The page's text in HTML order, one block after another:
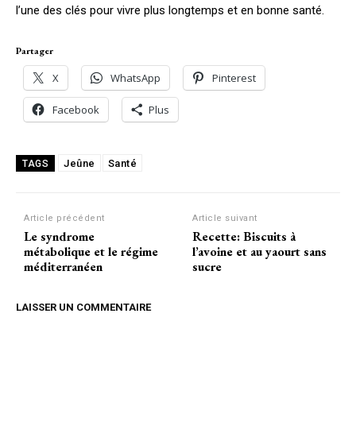
l’une des clés pour vivre plus longtemps et en bonne santé.
Partager
X WhatsApp Pinterest
Facebook Plus
TAGS Jeûne Santé
Article précédent
Le syndrome
métabolique et le régime
méditerranéen
Article suivant
Recette: Biscuits à
l’avoine et au yaourt sans
sucre
LAISSER UN COMMENTAIRE